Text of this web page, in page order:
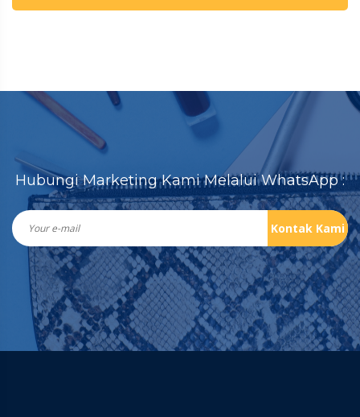
Hubungi Marketing Kami Melalui WhatsApp :
Kontak Kami